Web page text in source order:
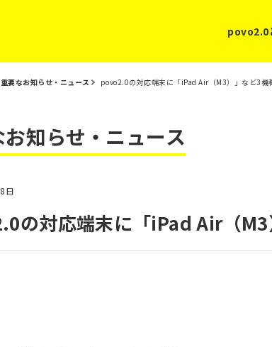
povo2.0
重要なお知らせ・ニュース povo2.0の対応端末に「iPad Air（M3）」など3機
知らせ・ニュース
日
の対応端末に「iPad Air（M3